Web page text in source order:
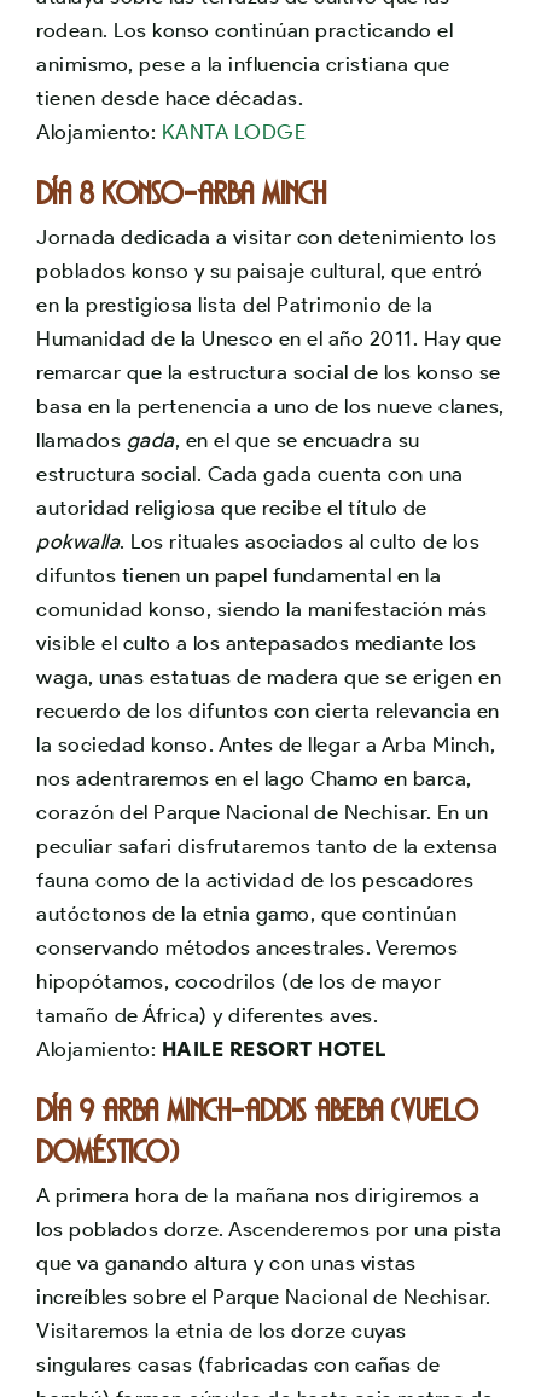
rodean. Los konso continúan practicando el
animismo, pese a la influencia cristiana que
tienen desde hace décadas.
Alojamiento: KANTA LODGE
Día 8 KONSO-ARBA MINCH
Jornada dedicada a visitar con detenimiento los
poblados konso y su paisaje cultural, que entró
en la prestigiosa lista del Patrimonio de la
Humanidad de la Unesco en el año 2011. Hay que
remarcar que la estructura social de los konso se
basa en la pertenencia a uno de los nueve clanes,
llamados gada, en el que se encuadra su
estructura social. Cada gada cuenta con una
autoridad religiosa que recibe el título de
pokwalla. Los rituales asociados al culto de los
difuntos tienen un papel fundamental en la
comunidad konso, siendo la manifestación más
visible el culto a los antepasados mediante los
waga, unas estatuas de madera que se erigen en
recuerdo de los difuntos con cierta relevancia en
la sociedad konso. Antes de llegar a Arba Minch,
nos adentraremos en el lago Chamo en barca,
corazón del Parque Nacional de Nechisar. En un
peculiar safari disfrutaremos tanto de la extensa
fauna como de la actividad de los pescadores
autóctonos de la etnia gamo, que continúan
conservando métodos ancestrales. Veremos
hipopótamos, cocodrilos (de los de mayor
tamaño de África) y diferentes aves.
Alojamiento: HAILE RESORT HOTEL
Día 9 ARBA MINCH-ADDIS ABEBA (vuelo
doméstico)
A primera hora de la mañana nos dirigiremos a
los poblados dorze. Ascenderemos por una pista
que va ganando altura y con unas vistas
increíbles sobre el Parque Nacional de Nechisar.
Visitaremos la etnia de los dorze cuyas
singulares casas (fabricadas con cañas de